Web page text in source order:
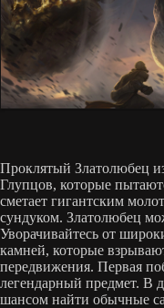
Проклятый Златолюбец
Глупцов, которые
сметает гигантским
сундуком. Златолюбец
Уворачивайтесь от
камней, которые
передвижения. Первая
легендарный предмет. В
шансом найти обычные